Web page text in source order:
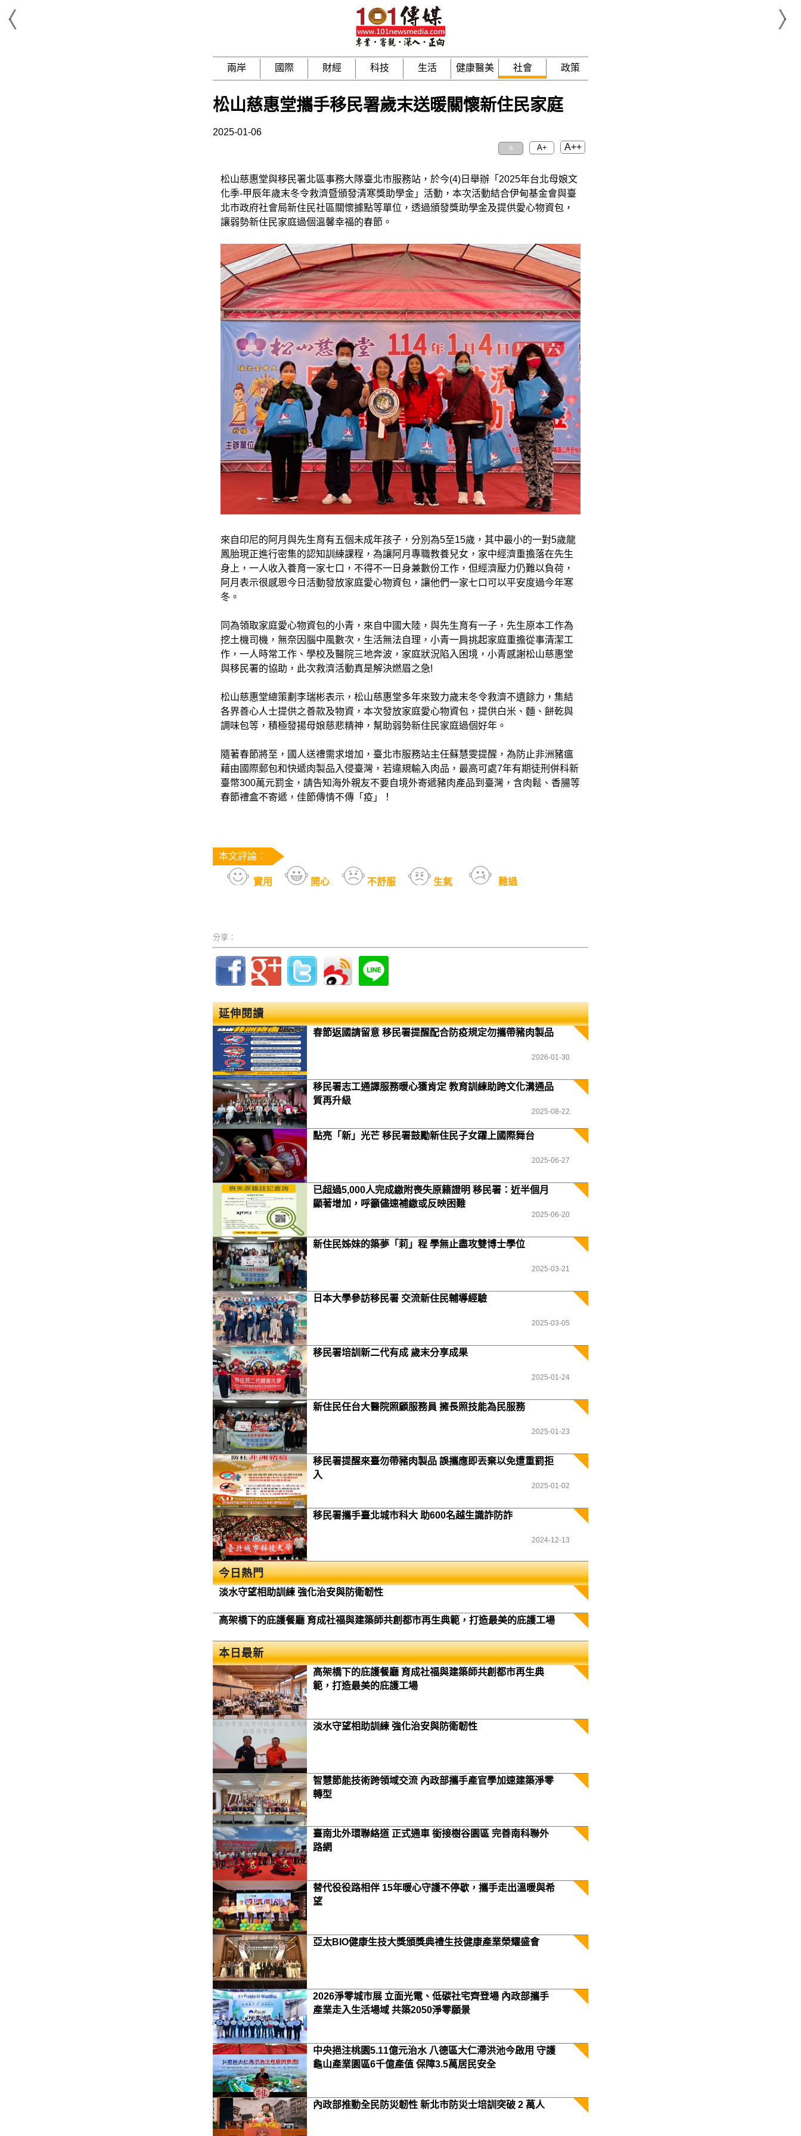
兩岸 國際 財經 科技 生活 健康醫美 社會 政策
松山慈惠堂攜手移民署歲末送暖關懷新住民家庭
2025-01-06
A A+ A++
松山慈惠堂與移民署北區事務大隊臺北市服務站，於今(4)日舉辦「2025年台北母娘文
化季-甲辰年歲末冬令救濟暨頒發清寒獎助學金」活動，本次活動結合伊甸基金會與臺
北市政府社會局新住民社區關懷據點等單位，透過頒發獎助學金及提供愛心物資包，
讓弱勢新住民家庭過個溫馨幸福的春節。
來自印尼的阿月與先生育有五個未成年孩子，分別為5至15歲，其中最小的一對5歲龍
鳳胎現正進行密集的認知訓練課程，為讓阿月專職教養兒女，家中經濟重擔落在先生
身上，一人收入養育一家七口，不得不一日身兼數份工作，但經濟壓力仍難以負荷，
阿月表示很感恩今日活動發放家庭愛心物資包，讓他們一家七口可以平安度過今年寒
冬。
同為領取家庭愛心物資包的小青，來自中國大陸，與先生育有一子，先生原本工作為
挖土機司機，無奈因腦中風數次，生活無法自理，小青一肩挑起家庭重擔從事清潔工
作，一人時常工作、學校及醫院三地奔波，家庭狀況陷入困境，小青感謝松山慈惠堂
與移民署的協助，此次救濟活動真是解決燃眉之急!
松山慈惠堂總策劃李瑞彬表示，松山慈惠堂多年來致力歲末冬令救濟不遺餘力，集結
各界善心人士提供之善款及物資，本次發放家庭愛心物資包，提供白米、麵、餅乾與
調味包等，積極發揚母娘慈悲精神，幫助弱勢新住民家庭過個好年。
隨著春節將至，國人送禮需求增加，臺北市服務站主任蘇慧雯提醒，為防止非洲豬瘟
藉由國際郵包和快遞肉製品入侵臺灣，若違規輸入肉品，最高可處7年有期徒刑併科新
臺幣300萬元罰金，請告知海外親友不要自境外寄遞豬肉產品到臺灣，含肉鬆、香腸等
春節禮盒不寄遞，佳節傳情不傳「疫」！
本文評論：
實用 開心 不舒服 生氣 難過
分享：
延伸閱讀
春節返國請留意 移民署提醒配合防疫規定勿攜帶豬肉製品
2026-01-30
移民署志工通譯服務暖心獲肯定 教育訓練助跨文化溝通品
質再升級
2025-08-22
點亮「新」光芒 移民署鼓勵新住民子女躍上國際舞台
2025-06-27
已超過5,000人完成繳附喪失原籍證明 移民署：近半個月
顯著增加，呼籲儘速補繳或反映困難
2025-06-20
新住民姊妹的築夢「莉」程 學無止盡攻雙博士學位
2025-03-21
日本大學參訪移民署 交流新住民輔導經驗
2025-03-05
移民署培訓新二代有成 歲末分享成果
2025-01-24
新住民任台大醫院照顧服務員 擁長照技能為民服務
2025-01-23
移民署提醒來臺勿帶豬肉製品 誤攜應即丟棄以免遭重罰拒
入
2025-01-02
移民署攜手臺北城市科大 助600名越生識詐防詐
2024-12-13
今日熱門
淡水守望相助訓練 強化治安與防衛韌性
高架橋下的庇護餐廳 育成社福與建築師共創都市再生典範，打造最美的庇護工場
本日最新
高架橋下的庇護餐廳 育成社福與建築師共創都市再生典
範，打造最美的庇護工場
淡水守望相助訓練 強化治安與防衛韌性
智慧節能技術跨領域交流 內政部攜手產官學加速建築淨零
轉型
臺南北外環聯絡道 正式通車 銜接樹谷園區 完善南科聯外
路網
替代役役路相伴 15年暖心守護不停歇，攜手走出溫暖與希
望
亞太BIO健康生技大獎頒獎典禮生技健康產業榮耀盛會
2026淨零城市展 立面光電、低碳社宅齊登場 內政部攜手
產業走入生活場域 共築2050淨零願景
中央挹注桃園5.11億元治水 八德區大仁滯洪池今啟用 守護
龜山產業園區6千億產值 保障3.5萬居民安全
內政部推動全民防災韌性 新北市防災士培訓突破 2 萬人